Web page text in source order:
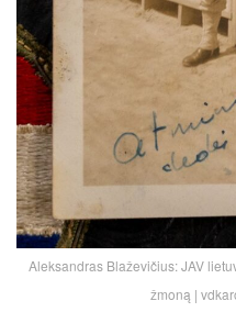
Aleksandras Blaževičius: JAV
žmoną |